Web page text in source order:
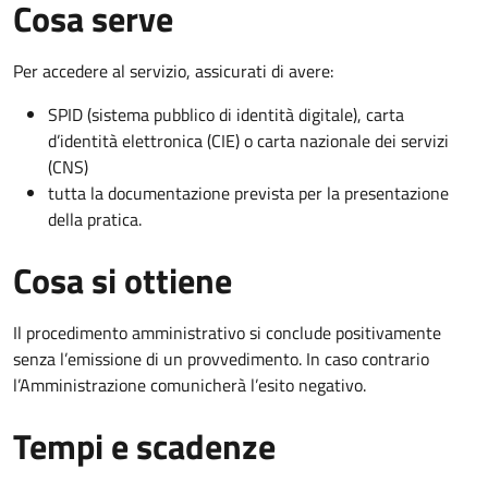
Cosa serve
Per accedere al servizio, assicurati di avere:
SPID (sistema pubblico di identità digitale), carta
d’identità elettronica (CIE) o carta nazionale dei servizi
(CNS)
tutta la documentazione prevista per la presentazione
della pratica.
Cosa si ottiene
Il procedimento amministrativo si conclude positivamente
senza l’emissione di un provvedimento. In caso contrario
l’Amministrazione comunicherà l’esito negativo.
Tempi e scadenze